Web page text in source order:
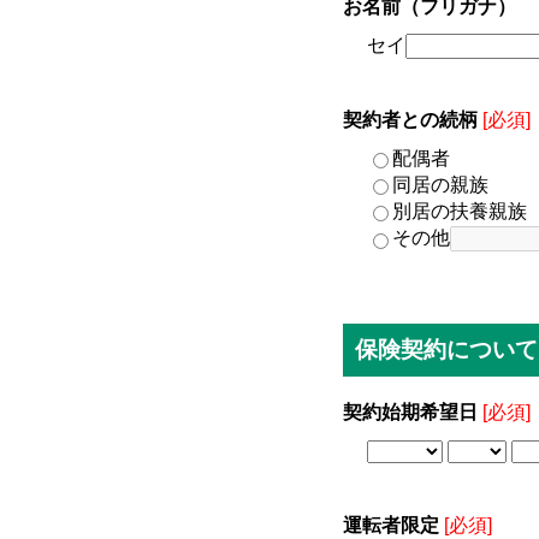
お名前（フリガナ）
セイ
契約者との続柄 [必須]
配偶者
同居の親族
別居の扶養親族
その他
保険契約について
契約始期希望日 [必須]
運転者限定 [必須]